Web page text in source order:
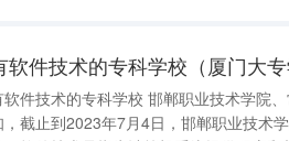
软件技术的专科学校（厦门大专
软件技术的专科学校 邯郸职业技术学院
，截止到2023年7月4日，邯郸职业技术